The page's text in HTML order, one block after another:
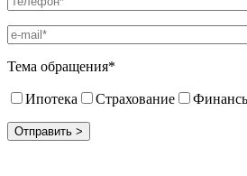
Тема обращения*
Ипотека Страхование